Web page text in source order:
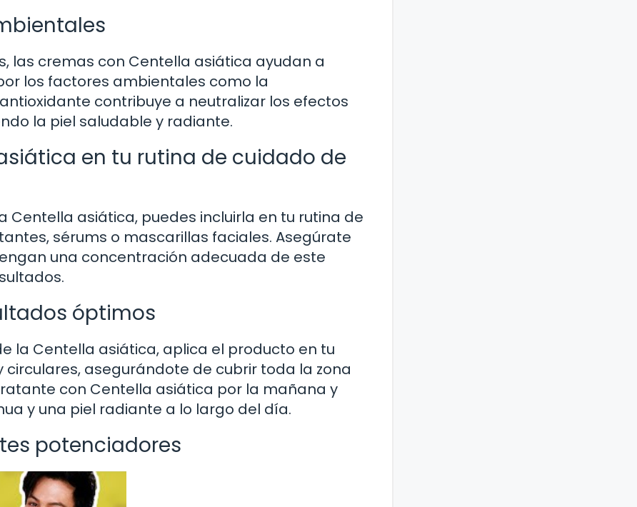
las cremas con Centella asiática ayudan a
los factores ambientales como la
contribuye a neutralizar los efectos
la piel saludable y radiante.
en tu rutina de cuidado de
Centella asiática, puedes incluirla en tu rutina de
sérums o mascarillas faciales. Asegúrate
una concentración adecuada de este
óptimos
la Centella asiática, aplica el producto en tu
asegurándote de cubrir toda la zona
con Centella asiática por la mañana y
y una piel radiante a lo largo del día.
potenciadores